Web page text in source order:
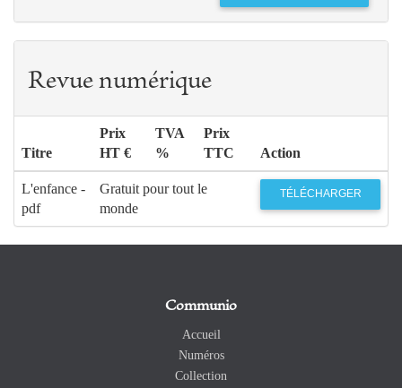
Revue numérique
Titre
Prix
HT €
TVA
%
Prix
TTC
Action
L'enfance -
pdf
Gratuit pour tout le
monde
TÉLÉCHARGER
Communio
Accueil
Numéros
Collection